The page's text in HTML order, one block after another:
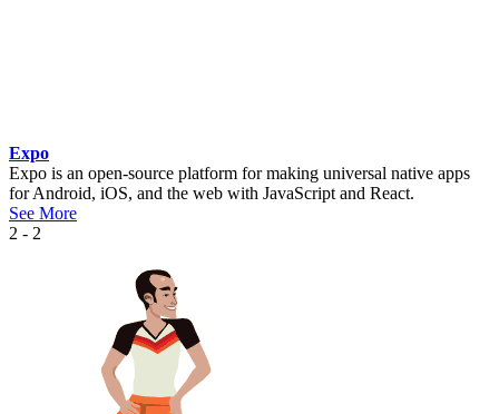
Expo
Expo is an open-source platform for making universal native apps
for Android, iOS, and the web with JavaScript and React.
See More
2 - 2